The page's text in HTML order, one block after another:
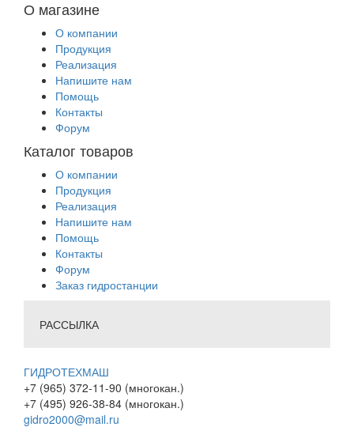
О магазине
О компании
Продукция
Реализация
Напишите нам
Помощь
Контакты
Форум
Каталог товаров
О компании
Продукция
Реализация
Напишите нам
Помощь
Контакты
Форум
Заказ гидростанции
РАССЫЛКА
ГИДРОТЕХМАШ
+7 (965) 372-11-90 (многокан.)
+7 (495) 926-38-84 (многокан.)
gidro2000@mail.ru